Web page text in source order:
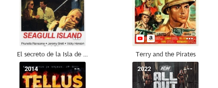
El secreto de la Isla de la Gaviota Terry and the Pirates
--
2014 --
2022